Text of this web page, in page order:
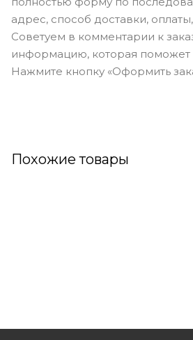
адрес, способ доставки,
Советуем в комментарии к
информацию, которая поможет
Нажмите кнопку «Оформить
Похожие товары